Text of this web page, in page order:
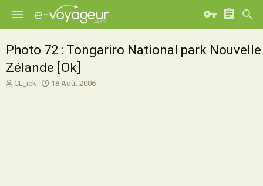
Photo 72 : Tongariro National park Nouvelle
Zélande [Ok]
A
CL_ick
D18 Août 2006